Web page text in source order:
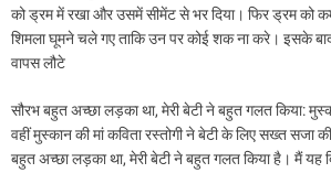
को ड्रम में रखा और उसमें सीमेंट से भर दिया। फिर ड्रम को
शिमला घूमने चले गए ताकि उन पर कोई शक ना करे। इसके बाद
वापस लौटे
सौरभ बहुत अच्छा लड़का था, मेरी बेटी ने बहुत गलत किया:
वहीं मुस्कान की मां कविता रस्तोगी ने बेटी के लिए सख्त सजा
बहुत अच्छा लड़का था, मेरी बेटी ने बहुत गलत किया है। मैं यह